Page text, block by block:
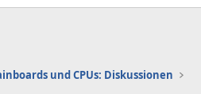
und CPUs: Diskussionen